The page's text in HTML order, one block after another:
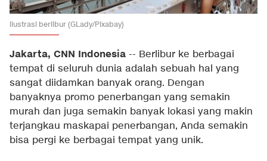
ilustrasi berlibur (GLady/Pixabay)
Jakarta, CNN Indonesia -- Berlibur ke berbagai
tempat di seluruh dunia adalah sebuah hal yang
sangat diidamkan banyak orang. Dengan
banyaknya promo penerbangan yang semakin
murah dan juga semakin banyak lokasi yang makin
terjangkau maskapai penerbangan, Anda semakin
bisa pergi ke berbagai tempat yang unik.